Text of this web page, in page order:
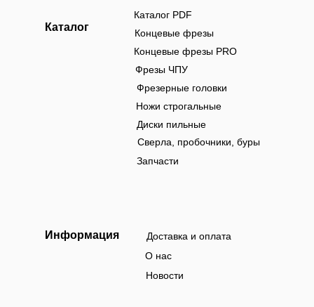
Каталог
Информация
Концевые фрезы
Каталог PDF
Концевые фрезы PRO
Фрезы ЧПУ
Фрезерные головки
Ножи строгальные
Диски пильные
Сверла, пробочники, буры
Запчасти
Доставка и оплата
О нас
Новости